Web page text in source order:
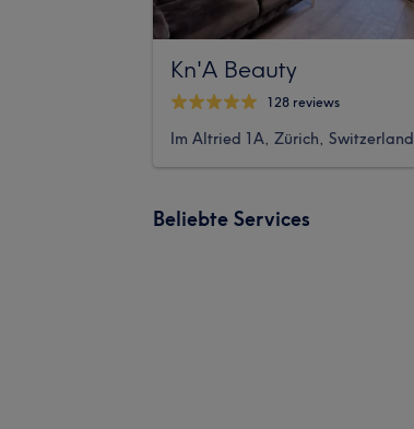
Kn'A Beauty
128 reviews
Im Altried 1A, Zürich, Switzerland
Beliebte Services